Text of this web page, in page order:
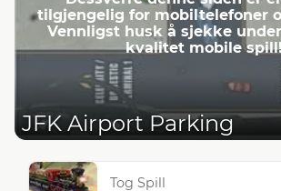
tilgjengelig for mobiltelefoner
Vennligst husk å sjekke
kvalitet mobile
JFK Airport Parking
Tog Spill